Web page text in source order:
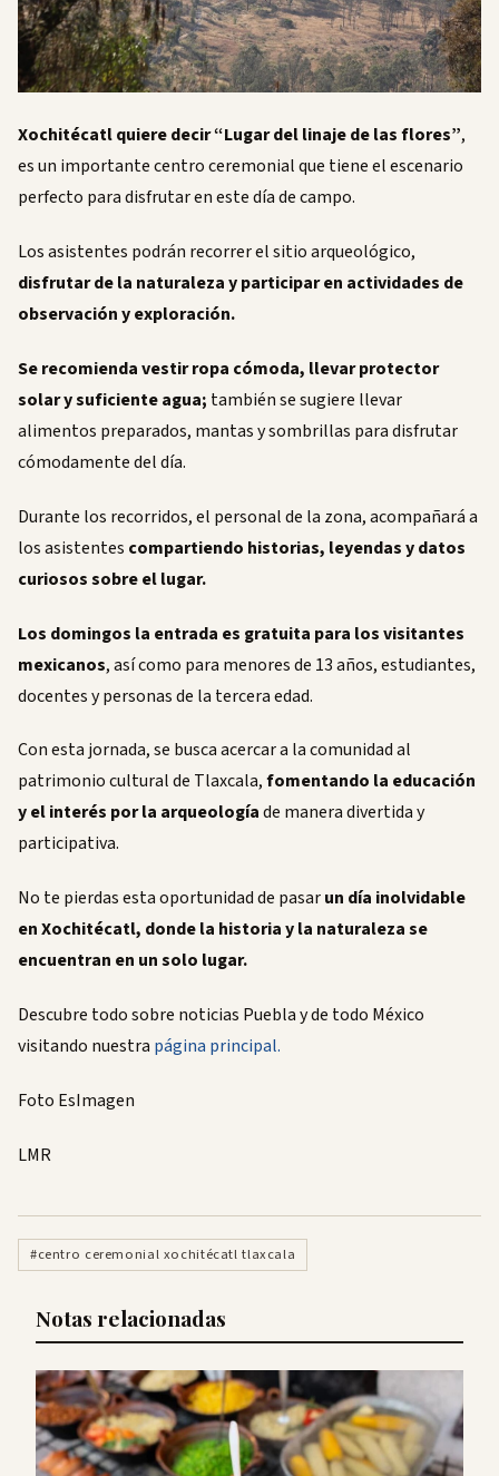
Xochitécatl quiere decir “Lugar del linaje de las flores”,
es un importante centro ceremonial que tiene el escenario
perfecto para disfrutar en este día de campo.
Los asistentes podrán recorrer el sitio arqueológico,
disfrutar de la naturaleza y participar en actividades de
observación y exploración.
Se recomienda vestir ropa cómoda, llevar protector
solar y suficiente agua; también se sugiere llevar
alimentos preparados, mantas y sombrillas para disfrutar
cómodamente del día.
Durante los recorridos, el personal de la zona, acompañará a
los asistentes compartiendo historias, leyendas y datos
curiosos sobre el lugar.
Los domingos la entrada es gratuita para los visitantes
mexicanos, así como para menores de 13 años, estudiantes,
docentes y personas de la tercera edad.
Con esta jornada, se busca acercar a la comunidad al
patrimonio cultural de Tlaxcala,fomentando la educación
y el interés por la arqueologíade manera divertida y
participativa.
No te pierdas esta oportunidad de pasarun día inolvidable
en Xochitécatl, donde la historia y la naturaleza se
encuentran en un solo lugar.
Descubre todo sobre noticias Puebla y de todo México
visitando nuestra página principal.
Foto EsImagen
LMR
#centro ceremonial xochitécatl tlaxcala
Notas relacionadas